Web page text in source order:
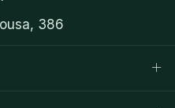
386